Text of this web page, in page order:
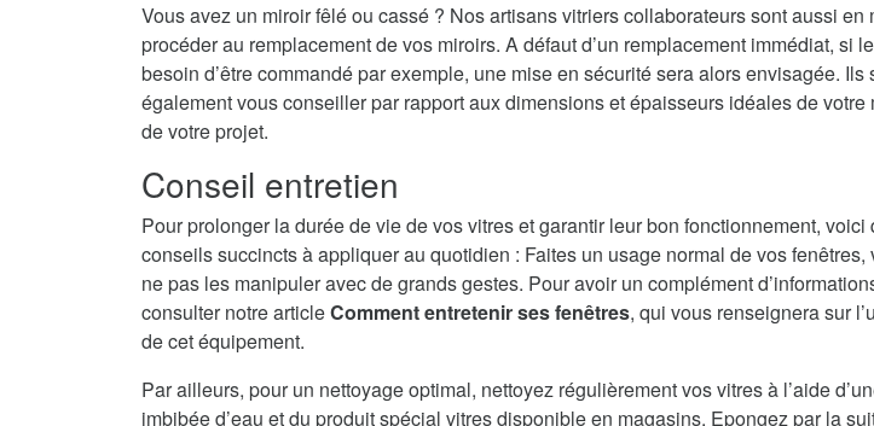
Vous avez un miroir fêlé ou cassé ? Nos artisans vitriers collaborateurs sont aussi en
procéder au remplacement de vos miroirs. A défaut d’un remplacement immédiat, si
besoin d’être commandé par exemple, une mise en sécurité sera alors envisagée. Ils
également vous conseiller par rapport aux dimensions et épaisseurs idéales de votre
de votre projet.
Conseil entretien
Pour prolonger la durée de vie de vos vitres et garantir leur bon fonctionnement, voici
conseils succincts à appliquer au quotidien : Faites un usage normal de vos
ne pas les manipuler avec de grands gestes. Pour avoir un complément
consulter notre articleComment entretenir ses fenêtres, qui vous renseignera sur
de cet équipement.
Par ailleurs, pour un nettoyage optimal, nettoyez régulièrement vos vitres à l’aide
imbibée d’eau et du produit spécial vitres disponible en magasins. Epongez par la